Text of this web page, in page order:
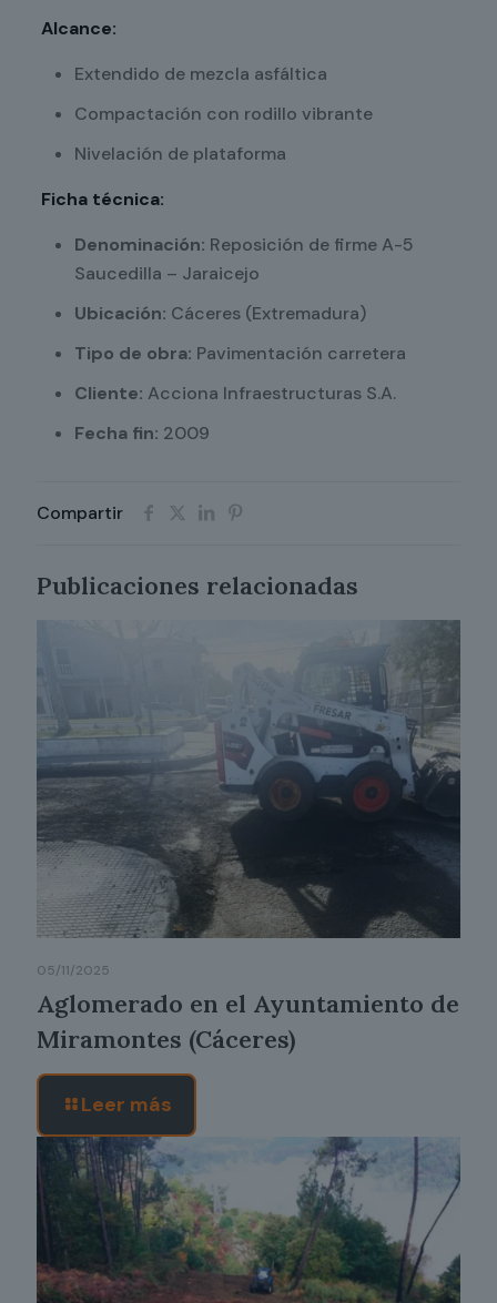
Alcance:
Extendido de mezcla asfáltica
Compactación con rodillo vibrante
Nivelación de plataforma
Ficha técnica:
Denominación: Reposición de firme A-5
Saucedilla – Jaraicejo
Ubicación: Cáceres (Extremadura)
Tipo de obra: Pavimentación carretera
Cliente: Acciona Infraestructuras S.A.
Fecha fin: 2009
Compartir
Publicaciones relacionadas
05/11/2025
Aglomerado en el Ayuntamiento de
Miramontes (Cáceres)
Leer más